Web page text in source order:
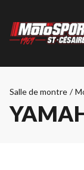
Salle de montre /